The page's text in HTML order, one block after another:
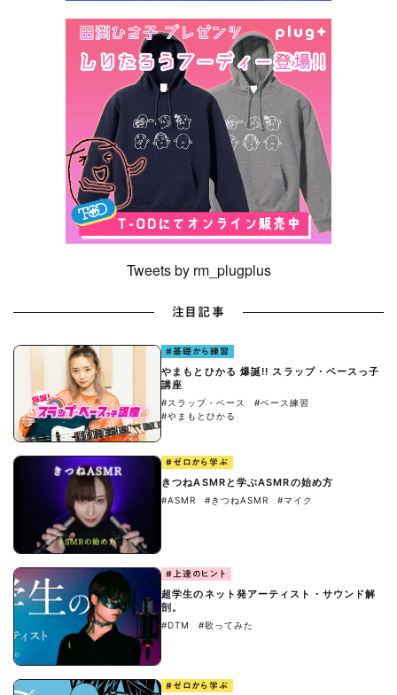
Tweets by rm_plugplus
注目記事
#基礎から練習
やまもとひかる 爆誕!! スラップ・ベースっ子
講座
#スラップ・ベース
#ベース練習
#やまもとひかる
#ゼロから学ぶ
きつねASMRと学ぶASMRの始め方
#ASMR #きつねASMR #マイク
#上達のヒント
超学生のネット発アーティスト・サウンド解
剖。
#DTM #歌ってみた
#ゼロから学ぶ